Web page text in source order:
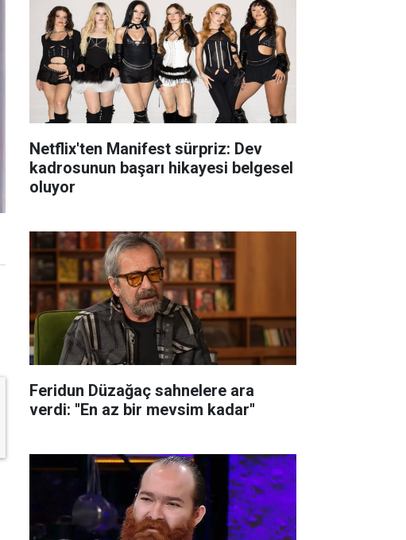
Netflix'ten Manifest sürpriz: Dev
kadrosunun başarı hikayesi belgesel
oluyor
Feridun Düzağaç sahnelere ara
verdi: ''En az bir mevsim kadar''